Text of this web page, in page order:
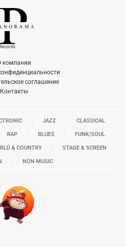
компании
соглашение
Контакты
JAZZ CLASSICAL
RAP BLUES FUNK/SOUL
& COUNTRY STAGE & SCREEN
NON MUSIC